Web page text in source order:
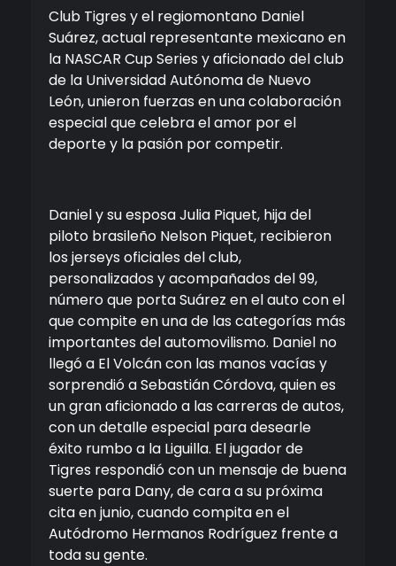
Club Tigres y el regiomontano Daniel
Suárez, actual representante mexicano en
la NASCAR Cup Series y aficionado del club
de la Universidad Autónoma de Nuevo
León, unieron fuerzas en una colaboración
especial que celebra el amor por el
deporte y la pasión por competir.
Daniel y su esposa Julia Piquet, hija del
piloto brasileño Nelson Piquet, recibieron
los jerseys oficiales del club,
personalizados y acompañados del 99,
número que porta Suárez en el auto con el
que compite en una de las categorías más
importantes del automovilismo. Daniel no
llegó a El Volcán con las manos vacías y
sorprendió a Sebastián Córdova, quien es
un gran aficionado a las carreras de autos,
con un detalle especial para desearle
éxito rumbo a la Liguilla. El jugador de
Tigres respondió con un mensaje de buena
suerte para Dany, de cara a su próxima
cita en junio, cuando compita en el
Autódromo Hermanos Rodríguez frente a
toda su gente.